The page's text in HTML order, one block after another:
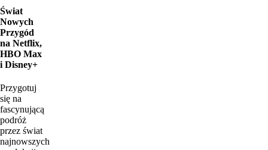
Świat
Nowych
Przygód
na Netflix,
HBO Max
i Disney+
Przygotuj
się na
fascynującą
podróż
przez świat
najnowszych